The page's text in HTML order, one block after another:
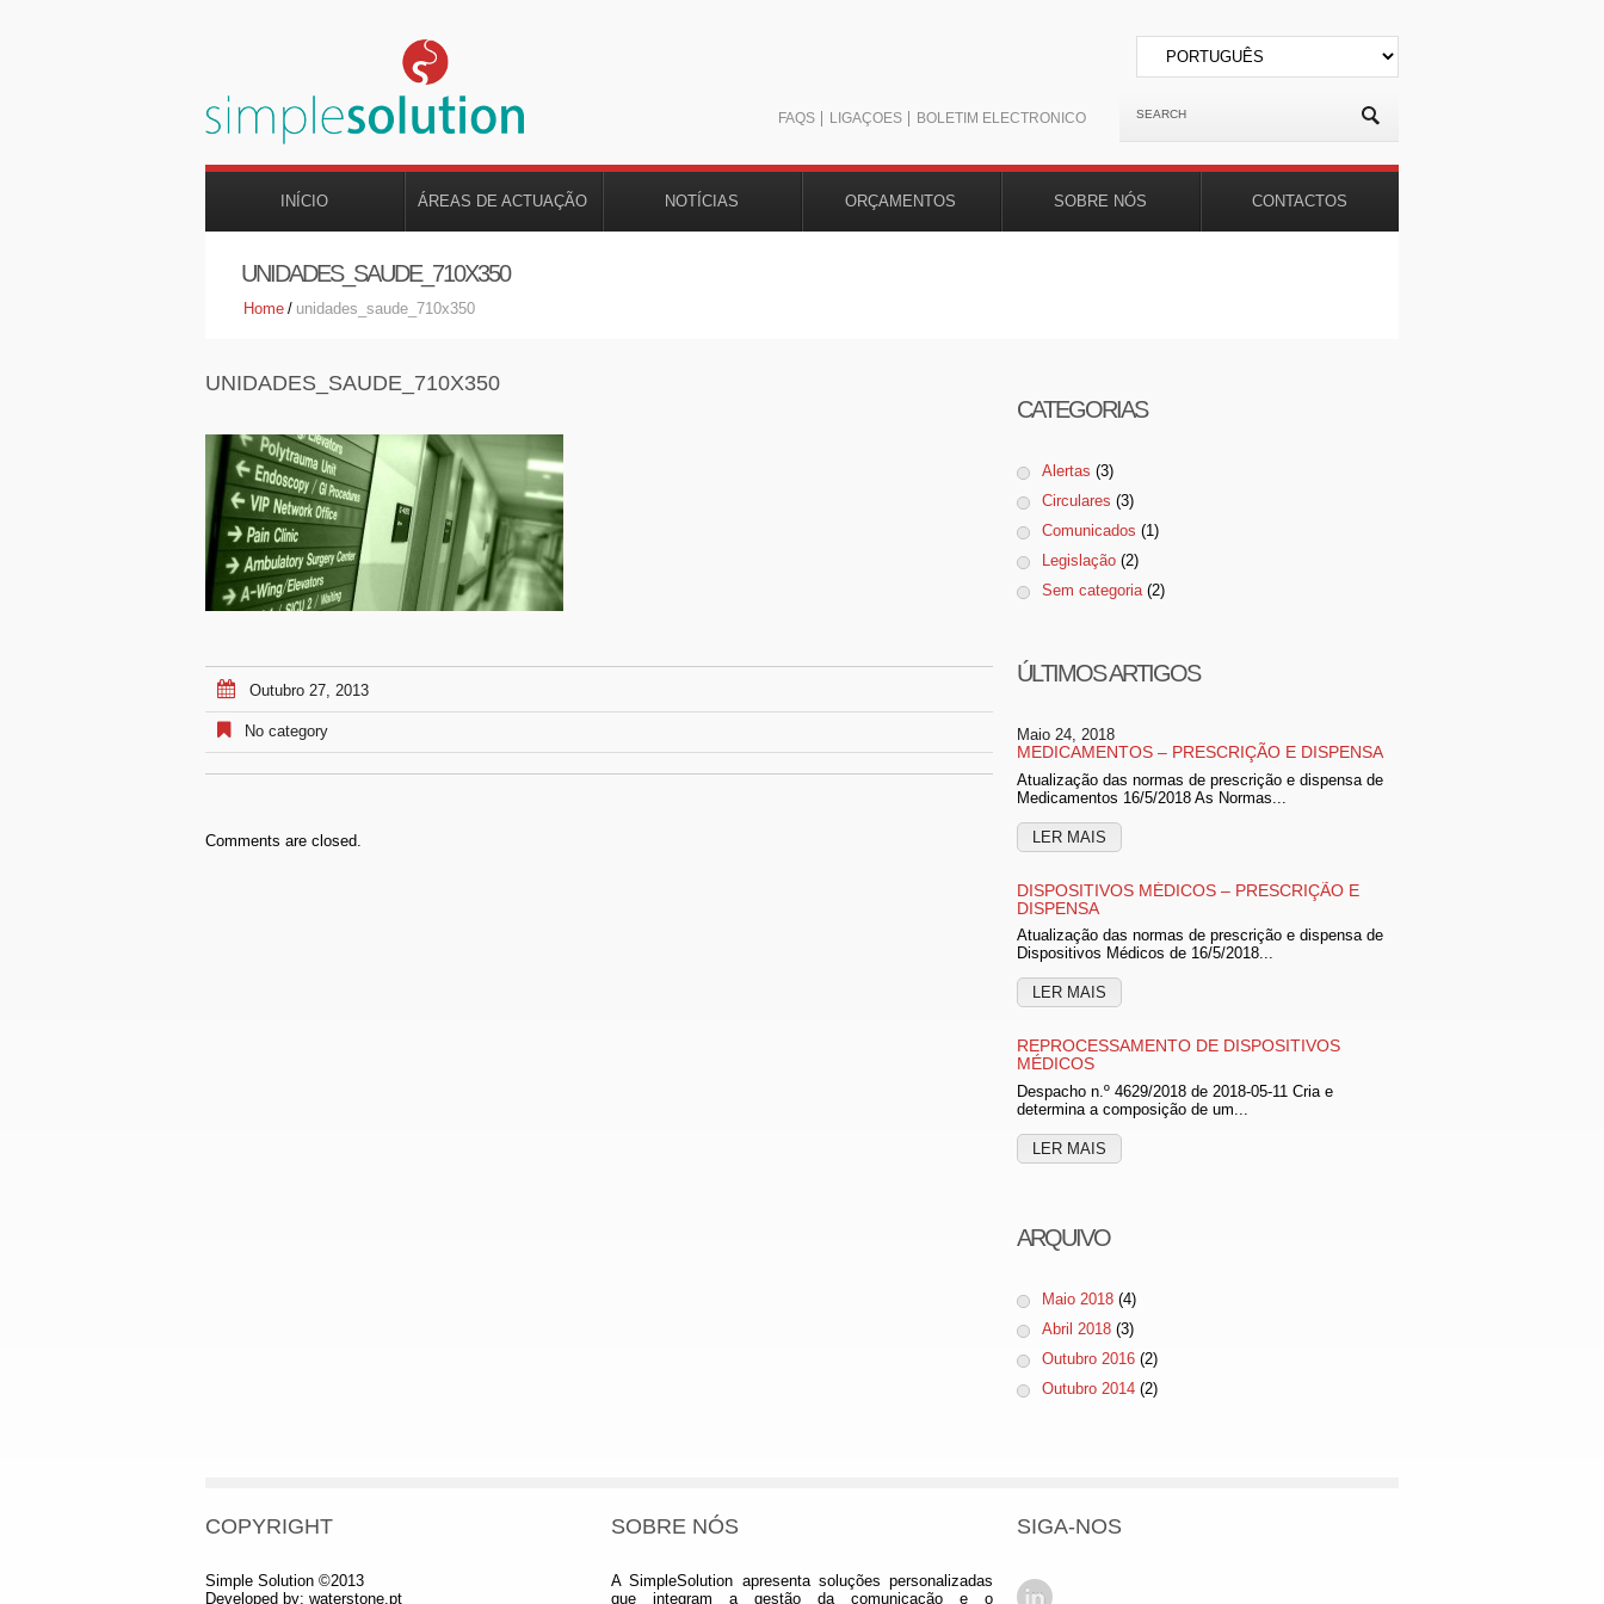
FAQS LIGAÇÕES BOLETIM ELECTRÓNICO
INÍCIO ÁREAS DE ACTUAÇÃO NOTÍCIAS ORÇAMENTOS SOBRE NÓS CONTACTOS
UNIDADES_SAUDE_710X350
Home / unidades_saude_710x350
UNIDADES_SAUDE_710X350
Outubro 27, 2013
No category
Comments are closed.
CATEGORIAS
Alertas (3)
Circulares (3)
Comunicados (1)
Legislação (2)
Sem categoria(2)
ÚLTIMOS ARTIGOS
Maio 24, 2018
MEDICAMENTOS – PRESCRIÇÃO E DISPENSA
Atualização das normas de prescrição e dispensa de
Medicamentos 16/5/2018 As Normas...
LER MAIS
DISPOSITIVOS MÉDICOS – PRESCRIÇÃO E
DISPENSA
Atualização das normas de prescrição e dispensa de
Dispositivos Médicos de 16/5/2018...
LER MAIS
REPROCESSAMENTO DE DISPOSITIVOS
MÉDICOS
Despacho n.º 4629/2018 de 2018-05-11 Cria e
determina a composição de um...
LER MAIS
ARQUIVO
Maio 2018 (4)
Abril 2018 (3)
Outubro 2016 (2)
Outubro 2014 (2)
COPYRIGHT
Simple Solution ©2013
Developed by: waterstone.pt
SOBRE NÓS
A SimpleSolution apresenta soluções personalizadas
que integram a gestão da comunicação e o
SIGA-NOS